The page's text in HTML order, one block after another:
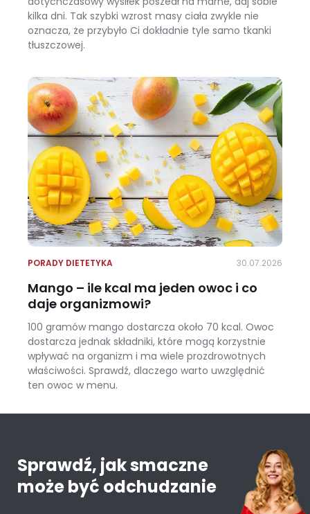
kilka dni. Tak szybki wzrost masy ciała zwykle nie
oznacza, że przybyło Ci dokładnie tyle samo tkanki
tłuszczowej.
PORADY DIETETYKA 30.07.2026
Mango – ile kcal ma jeden owoc i co
daje organizmowi?
100 gramów mango dostarcza około 70 kcal. Owoc
dostarcza jednak składniki, które mogą korzystnie
wpływać na organizm i ma wiele prozdrowotnych
właściwości. Sprawdź, dlaczego warto uwzględnić
ten owoc w menu.
Sprawdź, jak smaczne
może być odchudzanie